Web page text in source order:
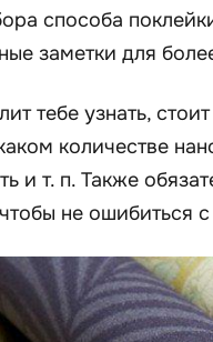
способа
заметки для
тебе узнать,
количестве
и т. п. Также
не ошибиться